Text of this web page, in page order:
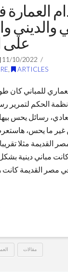
العمارة
والديني
على
11/10/2022
ARTICLES
للمباني كان
الحكم لتمرير
رسائل يحس
ما يحس،
القديمة مثلا
مباني دينية
في مصر القديمة
مقالات